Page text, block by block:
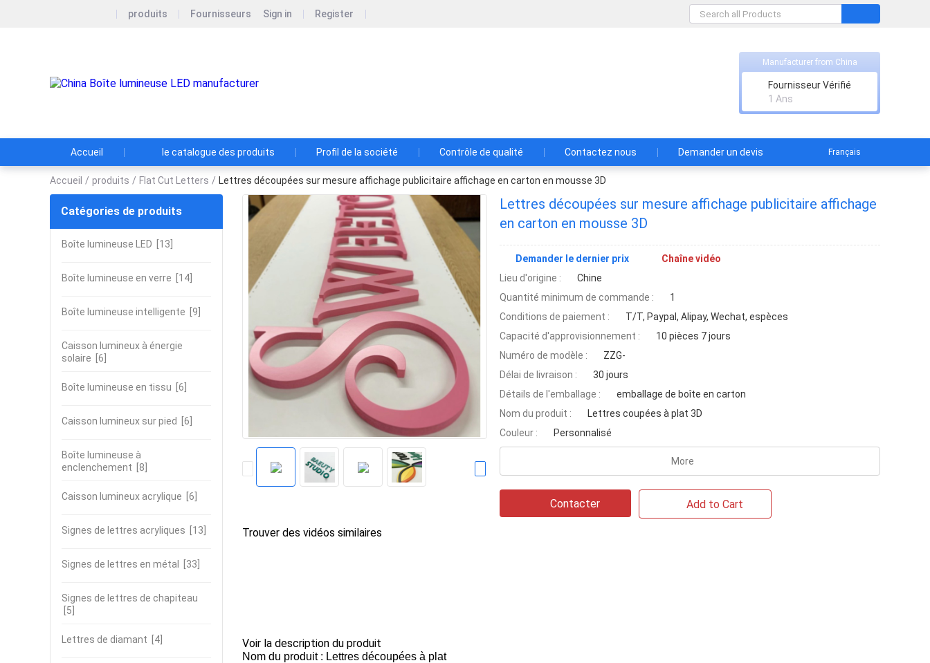
produits Fournisseurs Sign in Register
Manufacturer from China
Fournisseur Vérifié
1 Ans
Accueil le catalogue des produits Profil de la société Contrôle de qualité Contactez nous Demander un devis Français
Accueil / produits / Flat Cut Letters / Lettres découpées sur mesure affichage publicitaire affichage en carton en mousse 3D
Catégories de produits
Boîte lumineuse LED [13]
Boîte lumineuse en verre [14]
Boîte lumineuse intelligente [9]
Caisson lumineux à énergie
solaire [6]
Boîte lumineuse en tissu [6]
Caisson lumineux sur pied [6]
Boîte lumineuse à
enclenchement [8]
Caisson lumineux acrylique [6]
Signes de lettres acryliques [13]
Signes de lettres en métal [33]
Signes de lettres de chapiteau
[5]
Lettres de diamant [4]
Lettres découpées sur mesure affichage publicitaire affichage
en carton en mousse 3D
Demander le dernier prix
Chaîne vidéo
Lieu d'origine :
Chine
Quantité minimum de commande :
1
Conditions de paiement :
T/T, Paypal, Alipay, Wechat, espèces
Capacité d'approvisionnement :
10 pièces 7 jours
Numéro de modèle :
ZZG-
Délai de livraison :
30 jours
Détails de l'emballage :
emballage de boîte en carton
Nom du produit :
Lettres coupées à plat 3D
Couleur :
Personnalisé
More
Contacter Add to Cart
Trouver des vidéos similaires
Voir la description du produit
Nom du produit : Lettres découpées à plat